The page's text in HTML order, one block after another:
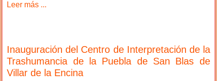
Leer más ...
Inauguración del Centro de Interpretación de la
Trashumancia de la Puebla de San Blas de
Villar de la Encina